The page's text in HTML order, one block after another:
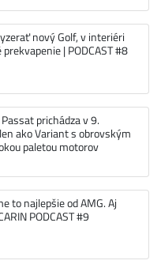
nový Golf, v interiéri
| PODCAST #8
prichádza v 9.
ako Variant s obrovským
paletou motorov
to najlepšie od AMG. Aj
PODCAST #9